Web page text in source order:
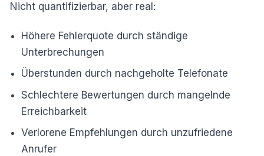
Nicht quantifizierbar, aber real:
Höhere Fehlerquote durch ständige
Unterbrechungen
Überstunden durch nachgeholte Telefonate
Schlechtere Bewertungen durch mangelnde
Erreichbarkeit
Verlorene Empfehlungen durch unzufriedene
Anrufer